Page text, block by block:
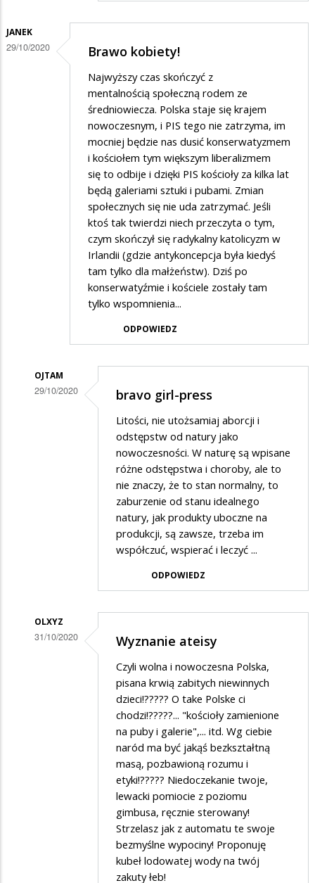
tego
JANEK
29/10/2020 Brawo kobiety!
Najwyższy czas skończyć z
mentalnością społeczną rodem ze
średniowiecza. Polska staje się krajem
nowoczesnym, i PIS tego nie zatrzyma, im
mocniej będzie nas dusić konserwatyzmem
i kościołem tym większym liberalizmem
się to odbije i dzięki PIS kościoły za kilka lat
będą galeriami sztuki i pubami. Zmian
społecznych się nie uda zatrzymać. Jeśli
ktoś tak twierdzi niech przeczyta o tym,
czym skończył się radykalny katolicyzm w
Irlandii (gdzie antykoncepcja była kiedyś
tam tylko dla małżeństw). Dziś po
konserwatyźmie i kościele zostały tam
tylko wspomnienia...
ODPOWIEDZ
OJTAM
29/10/2020 bravo girl-press
Litości, nie utożsamiaj aborcji i
odstępstw od natury jako
nowoczesności. W naturę są wpisane
różne odstępstwa i choroby, ale to
nie znaczy, że to stan normalny, to
zaburzenie od stanu idealnego
natury, jak produkty uboczne na
produkcji, są zawsze, trzeba im
współczuć, wspierać i leczyć ...
ODPOWIEDZ
OLXYZ
31/10/2020 Wyznanie ateisy
Czyli wolna i nowoczesna Polska,
pisana krwią zabitych niewinnych
dzieci!????? O take Polske ci
chodzi!?????... "kościoły zamienione
na puby i galerie",... itd. Wg ciebie
naród ma być jakąś bezkształtną
masą, pozbawioną rozumu i
etyki!????? Niedoczekanie twoje,
lewacki pomiocie z poziomu
gimbusa, ręcznie sterowany!
Strzelasz jak z automatu te swoje
bezmyślne wypociny! Proponuję
kubeł lodowatej wody na twój
zakuty łeb!